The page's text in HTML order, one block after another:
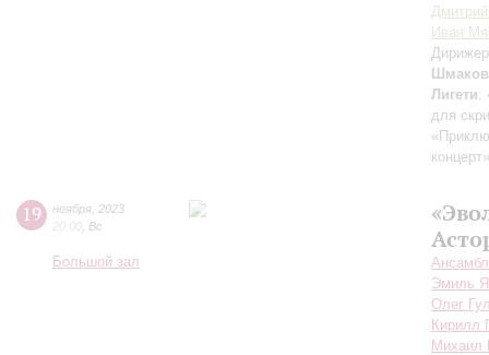
Иван
Лигети:
для
19 ноября 2023
20:00 Вс
Большой зал
Эмиль
Олег
Кирилл
Михаил